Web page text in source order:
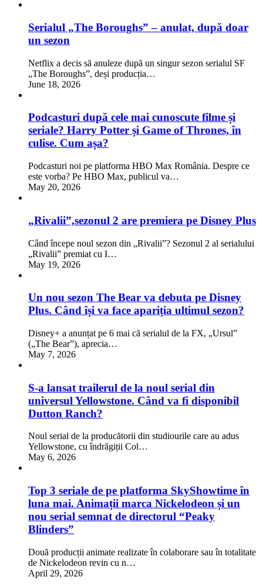
Serialul „The Boroughs” – anulat, după doar
un sezon
Netflix a decis să anuleze după un singur sezon serialul SF
„The Boroughs”, deși producția…
June 18, 2026
Podcasturi după cele mai cunoscute filme și
seriale? Harry Potter și Game of Thrones, în
culise. Cum așa?
Podcasturi noi pe platforma HBO Max România. Despre ce
este vorba? Pe HBO Max, publicul va…
May 20, 2026
„Rivalii”,sezonul 2 are premiera pe Disney Plus
Când începe noul sezon din „Rivalii”? Sezonul 2 al serialului
„Rivalii” premiat cu I…
May 19, 2026
Un nou sezon The Bear va debuta pe Disney
Plus. Când își va face apariția ultimul sezon?
Disney+ a anunțat pe 6 mai că serialul de la FX, „Ursul”
(„The Bear”), aprecia…
May 7, 2026
S-a lansat trailerul de la noul serial din
universul Yellowstone. Când va fi disponibil
Dutton Ranch?
Noul serial de la producătorii din studiourile care au adus
Yellowstone, cu îndrăgiții Col…
May 6, 2026
Top 3 seriale de pe platforma SkyShowtime în
luna mai. Animații marca Nickelodeon și un
nou serial semnat de directorul “Peaky
Blinders”
Două producții animate realizate în colaborare sau în totalitate
de Nickelodeon revin cu n…
April 29, 2026